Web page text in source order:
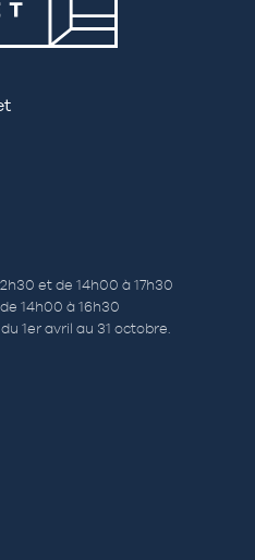
et de 14h00 à 17h30
14h00 à 16h30
1er avril au 31 octobre.